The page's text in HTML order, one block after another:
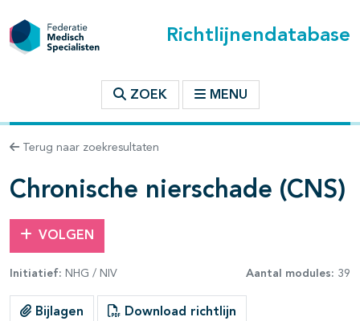
Richtlijnendatabase
ZOEK MENU
Terug naar zoekresultaten
Chronische nierschade (CNS)
VOLGEN
Initiatief: NHG / NIV Aantal modules: 39
Bijlagen Download richtlijn
binnen deze richtlijn
open- en dichtklappen
open- en dichtklappen